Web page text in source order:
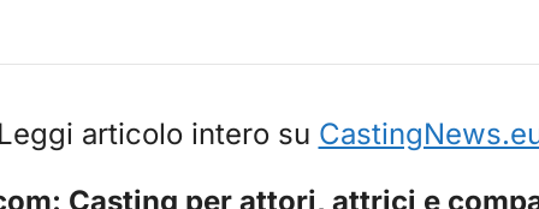
articolo intero su
Casting per attori, attrici e